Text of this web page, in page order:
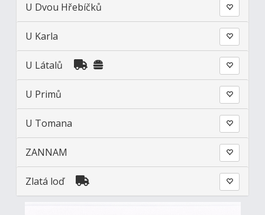
U Dvou Hřebíčků
U Karla
U Látalů
U Primů
U Tomana
ZANNAM
Zlatá loď